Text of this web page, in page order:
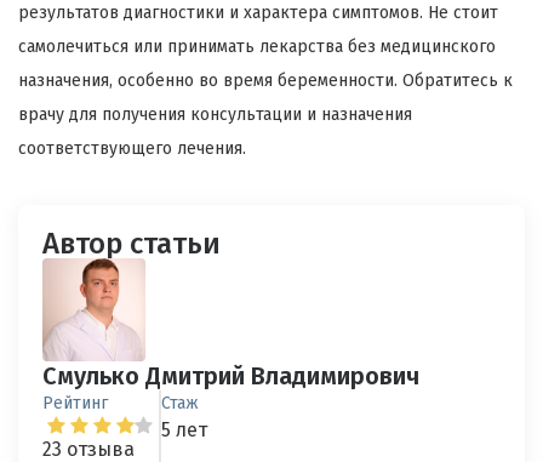
результатов диагностики и характера симптомов. Не стоит
самолечиться или принимать лекарства без медицинского
назначения, особенно во время беременности. Обратитесь к
врачу для получения консультации и назначения
соответствующего лечения.
Автор статьи
Смулько Дмитрий Владимирович
Рейтинг
23 отзыва
Стаж
5 лет